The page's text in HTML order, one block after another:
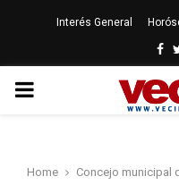
Interés General
PRIMARY
Home Concejo municipal